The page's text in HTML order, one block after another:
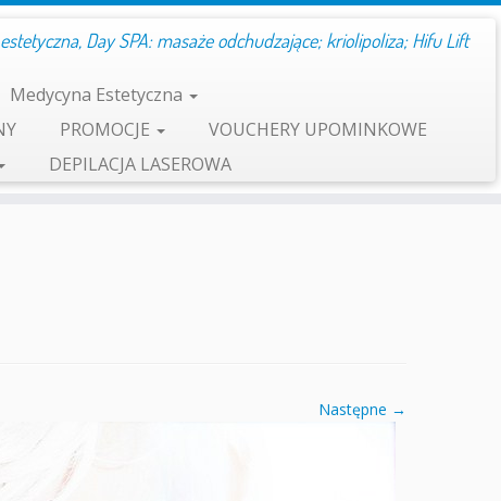
Day SPA: masaże odchudzające; kriolipoliza; Hifu Lift
Medycyna Estetyczna
PROMOCJE
VOUCHERY UPOMINKOWE
DEPILACJA LASEROWA
Następne →